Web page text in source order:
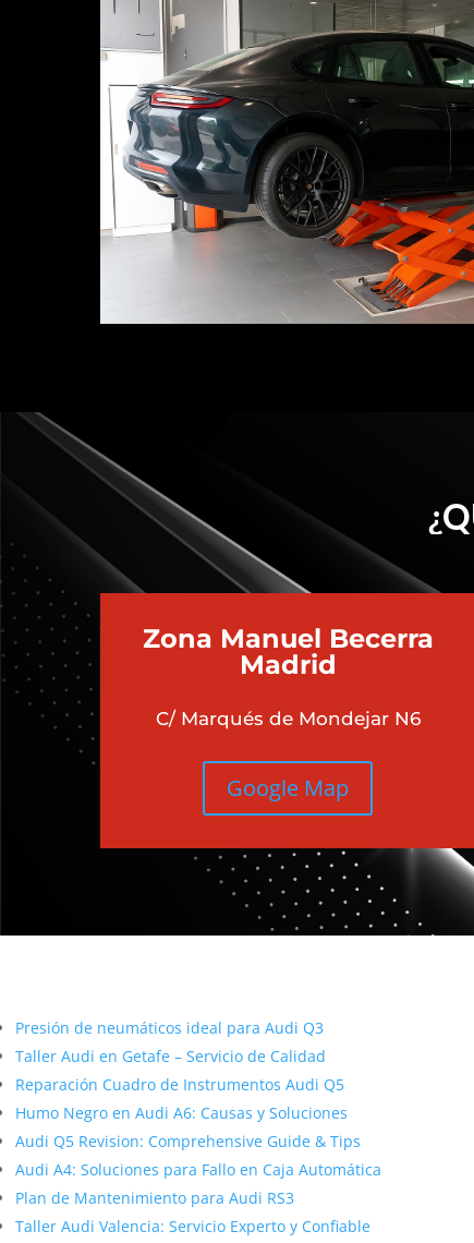
Zona Manuel Becerra
Madrid
C/ Marqués de Mondejar N6
Google Map
Presión de neumáticos ideal para Audi Q3
Taller Audi en Getafe – Servicio de Calidad
Reparación Cuadro de Instrumentos Audi Q5
Humo Negro en Audi A6: Causas y Soluciones
Audi Q5 Revision: Comprehensive Guide & Tips
Audi A4: Soluciones para Fallo en Caja Automática
Plan de Mantenimiento para Audi RS3
Taller Audi Valencia: Servicio Experto y Confiable